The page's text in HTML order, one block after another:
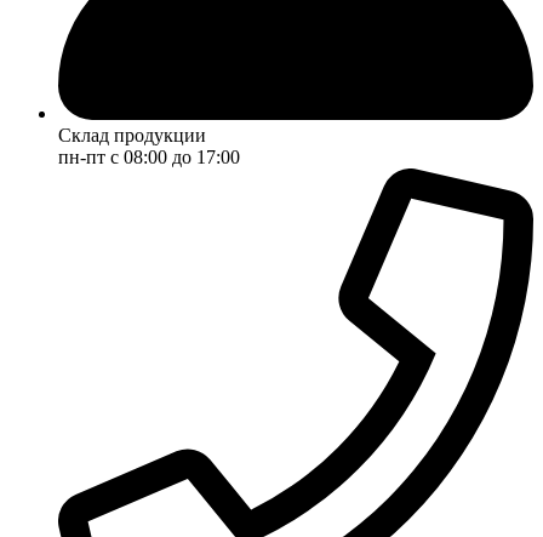
Склад продукции
пн-пт с 08:00 до 17:00